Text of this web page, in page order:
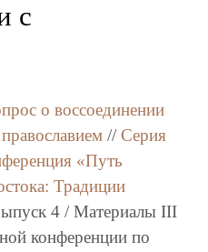
с
о воссоединении
// Серия
«Путь
Традиции
4 / Материалы III
конференции по